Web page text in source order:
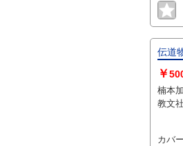
伝道
￥
楠本加美
カバ